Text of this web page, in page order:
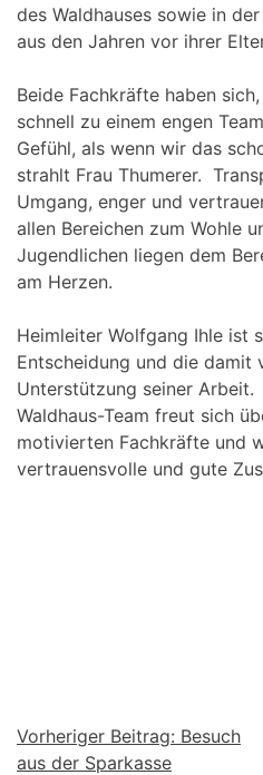
des Waldhauses sowie in
aus den Jahren vor ihrer
Beide Fachkräfte haben
schnell zu einem engen
Gefühl, als wenn wir das
strahlt Frau Thumerer.
Umgang, enger und
allen Bereichen zum Wohle
Jugendlichen liegen dem
am Herzen.
Heimleiter Wolfgang Ihle ist
Entscheidung und die
Unterstützung seiner
Waldhaus-Team freut sich
motivierten Fachkräfte und
vertrauensvolle und gute
Vorheriger Beitrag: Besuch
aus der Sparkasse